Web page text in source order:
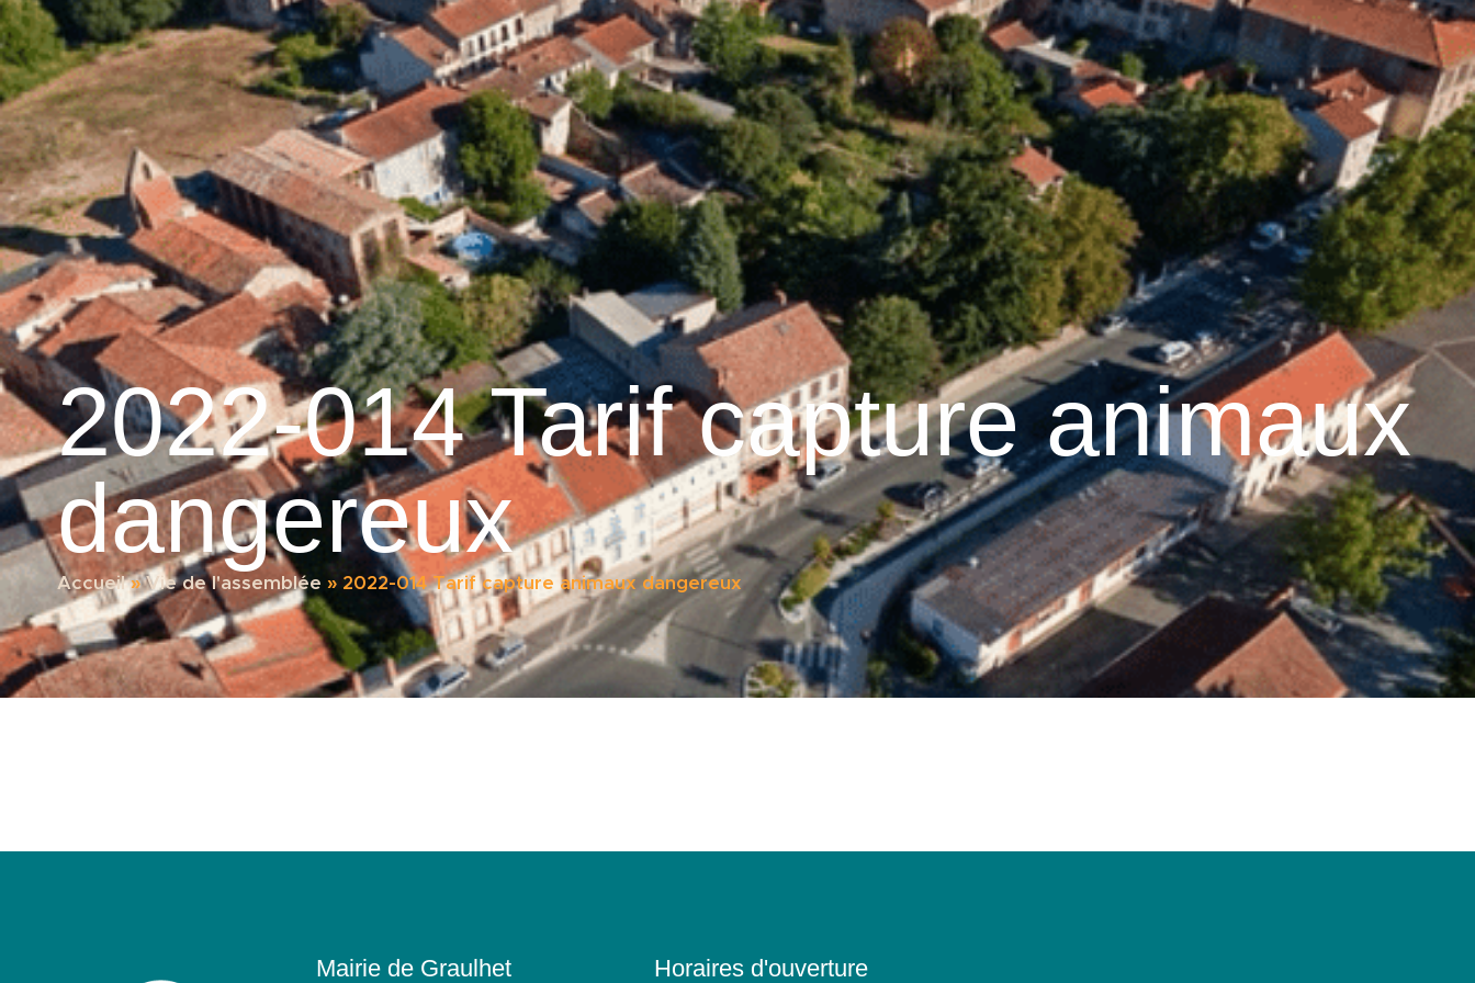
principal
Graulhet et le cuir Accueil Découvrir Graulhet Vie municipale Graulhet au quotidien Services pratiques 28 °C
2022-014 Tarif capture animaux
dangereux
Accueil»Vie de l'assemblée » 2022-014 Tarif capture animaux dangereux
Mairie de Graulhet Horaires d'ouverture